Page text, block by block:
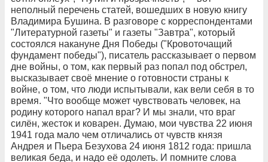
неполный перечень статей, вошедших в новую книгу
Владимира Бушина. В разговоре с корреспондентами
"Литературной газеты" и газеты "Завтра", который
состоялся накануне Дня Победы ("Кровоточащий
фундамент победы"), писатель рассказывает о первом
дне войны, о том, как первый раз попал под обстрел,
высказывает своё мнение о готовности страны к
войне, о том, что люди испытывали, как вели себя в то
время. "Что вообще может чувствовать человек, на
родину которого напал враг? И мы знали, что враг
силён, жесток и коварен. Думаю, мои чувства 22 июня
1941 года мало чем отличались от чувств князя
Андрея и Пьера Безухова 24 июня 1812 года: пришла
великая беда, и надо её одолеть. И помните слова